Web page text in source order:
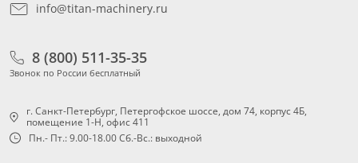
info@titan-machinery.ru
8 (800) 511-35-35
Звонок по России бесплатный
г. Санкт-Петербург, Петергофское шоссе, дом 74, корпус 4Б,
помещение 1-Н, офис 411
Пн.- Пт.: 9.00-18.00 Сб.-Вс.: выходной